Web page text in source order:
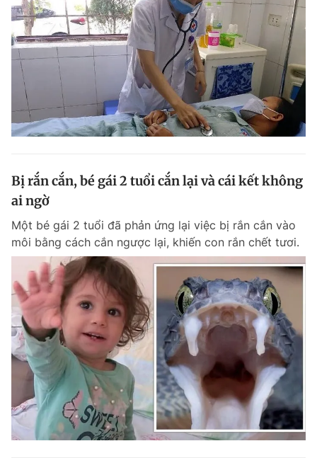
Bị rắn cắn, bé gái 2 tuổi cắn lại và cái kết không
ai ngờ
Một bé gái 2 tuổi đã phản ứng lại việc bị rắn cắn vào
môi bằng cách cắn ngược lại, khiến con rắn chết tươi.